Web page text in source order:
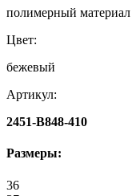
полимерный материал
Цвет:
бежевый
Артикул:
2451-B848-410
Размеры:
36